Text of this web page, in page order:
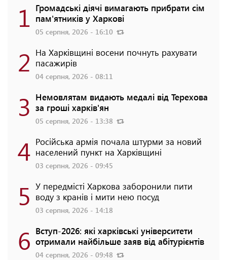
1 Громадські діячі вимагають прибрати сім
пам'ятників у Харкові
05 серпня, 2026 - 16:10
2 На Харківщині восени почнуть рахувати
пасажирів
04 серпня, 2026 - 08:11
3 Немовлятам видають медалі від Терехова
за гроші харків'ян
05 серпня, 2026 - 13:38
4 Російська армія почала штурми за новий
населений пункт на Харківщині
03 серпня, 2026 - 09:45
5 У передмісті Харкова заборонили пити
воду з кранів і мити нею посуд
03 серпня, 2026 - 14:18
6 Вступ-2026: які харківські університети
отримали найбільше заяв від абітурієнтів
04 серпня, 2026 - 09:48